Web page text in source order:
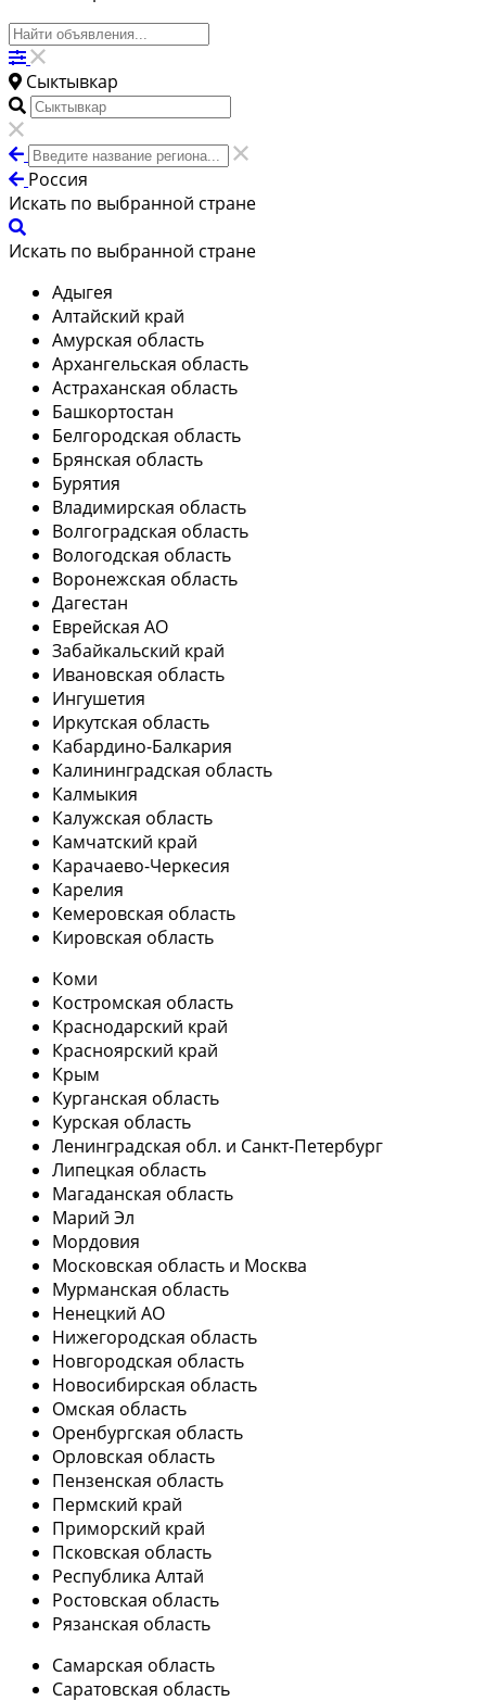
Сыктывкар
Россия
Искать по выбранной стране
Искать по выбранной стране
Адыгея
Алтайский край
Амурская область
Архангельская область
Астраханская область
Башкортостан
Белгородская область
Брянская область
Бурятия
Владимирская область
Волгоградская область
Вологодская область
Воронежская область
Дагестан
Еврейская АО
Забайкальский край
Ивановская область
Ингушетия
Иркутская область
Кабардино-Балкария
Калининградская область
Калмыкия
Калужская область
Камчатский край
Карачаево-Черкесия
Карелия
Кемеровская область
Кировская область
Коми
Костромская область
Краснодарский край
Красноярский край
Крым
Курганская область
Курская область
Ленинградская обл. и Санкт-Петербург
Липецкая область
Магаданская область
Марий Эл
Мордовия
Московская область и Москва
Мурманская область
Ненецкий АО
Нижегородская область
Новгородская область
Новосибирская область
Омская область
Оренбургская область
Орловская область
Пензенская область
Пермский край
Приморский край
Псковская область
Республика Алтай
Ростовская область
Рязанская область
Самарская область
Саратовская область